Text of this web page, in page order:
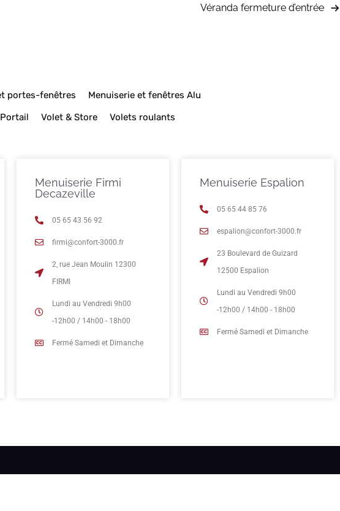
Véranda fermeture d’entrée
portes-fenêtres
Menuiserie et fenêtres Alu
Volet & Store Volets roulants
Menuiserie Firmi
Decazeville
05 65 43 56 92
firmi@confort-3000.fr
2, rue Jean Moulin 12300
FIRMI
Lundi au Vendredi 9h00
-12h00 / 14h00 - 18h00
Fermé Samedi et Dimanche
Menuiserie Espalion
05 65 44 85 76
espalion@confort-3000.fr
23 Boulevard de Guizard
12500 Espalion
Lundi au Vendredi 9h00
-12h00 / 14h00 - 18h00
Fermé Samedi et Dimanche